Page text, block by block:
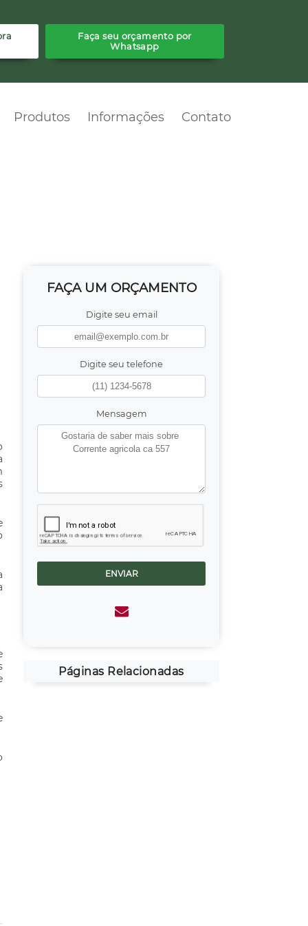
Faça seu orçamento por
Whatsapp
Produtos Informações Contato
FAÇA UM ORÇAMENTO
Digite seu email
Digite seu telefone
Mensagem
ENVIAR
Páginas Relacionadas